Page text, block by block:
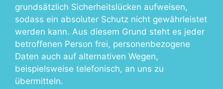
grundsätzlich Sicherheitslücken aufweisen,
sodass ein absoluter Schutz nicht gewährleistet
werden kann. Aus diesem Grund steht es jeder
betroffenen Person frei, personenbezogene
Daten auch auf alternativen Wegen,
beispielsweise telefonisch, an uns zu
übermitteln.